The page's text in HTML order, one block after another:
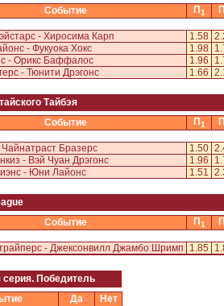
Событие П1
- Хиросима Карп 1.58
- Фукуока Хокс 1.98
- Орикс Баффалос 1.96
- Тюнити Дрэгонс 1.66
Тайбэя
Событие П1
Бразерс 1.50
- Вэй Чуан Дрэгонс 1.96
- Юни Лайонс 1.51
Событие П1
- Джексонвилл Джамбо Шримп 1.85
Победитель
Да
Нет